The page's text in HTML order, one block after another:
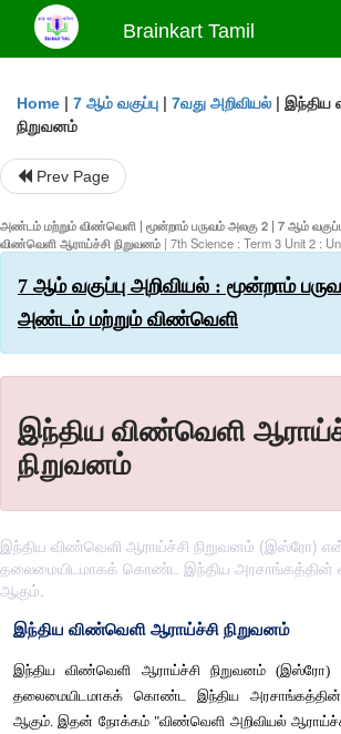
Brainkart Tamil
Home | 7 ஆம் வகுப்பு | 7வது அறிவியல் | இந்திய
நிறுவனம்
Prev Page
அண்டம் மற்றும் விண்வெளி | மூன்றாம் பருவம் அலகு 2 | 7 ஆம்
விண்வெளி ஆராய்ச்சி நிறுவனம் | 7th Science : Term 3 Unit 2 :
7 ஆம் வகுப்பு அறிவியல் : மூன்றாம்
அண்டம் மற்றும் விண்வெளி
இந்திய விண்வெளி
நிறுவனம்
இந்திய விண்வெளி ஆராய்ச்சி நிறுவனம் (இஸ்ரோ)
தலைமையிடமாகக் கொண்ட இந்திய அரசாங்கத்தின்
ஆகும்.